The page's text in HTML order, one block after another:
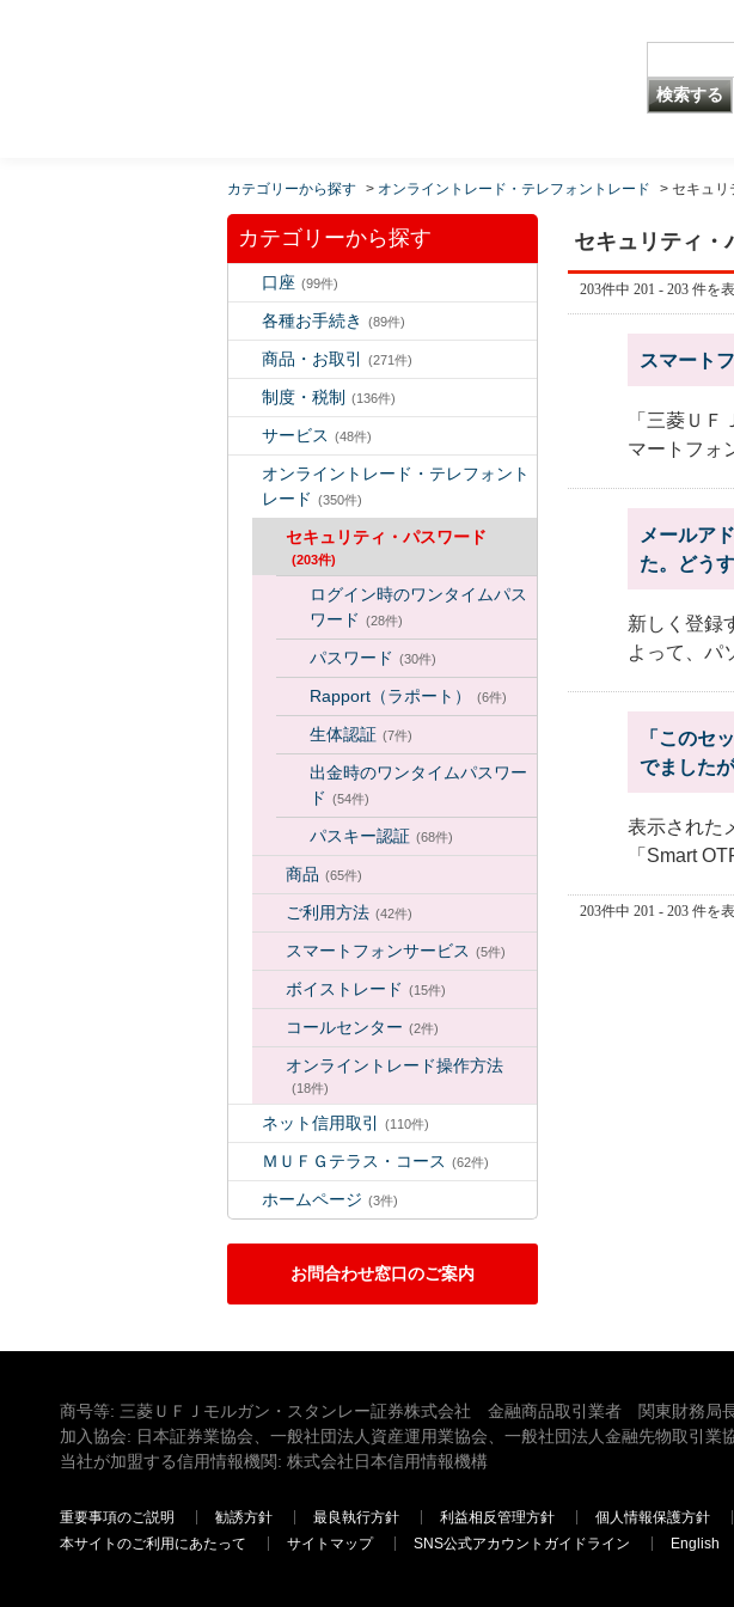
カテゴリーから探す > オンライントレード・テレフォントレード > セキュリ
カテゴリーから探す
口座 (99件)
各種お手続き (89件)
商品・お取引 (271件)
制度・税制 (136件)
サービス (48件)
オンライントレード・テレフォント
レード (350件)
セキュリティ・パスワード
(203件)
ログイン時のワンタイムパス
ワード (28件)
パスワード (30件)
Rapport（ラポート） (6件)
生体認証 (7件)
出金時のワンタイムパスワー
ド (54件)
パスキー認証 (68件)
商品 (65件)
ご利用方法 (42件)
スマートフォンサービス (5件)
ボイストレード (15件)
コールセンター (2件)
オンライントレード操作方法
(18件)
ネット信用取引 (110件)
ＭＵＦＧテラス・コース (62件)
ホームページ (3件)
お問合わせ窓口のご案内
セキュリティ・
203件中 201 - 203 件を
スマート
「三菱Ｕ
マートフォ
メールア
た。どう
新しく登録
よって、パ
「このセ
でました
表示された
「Smart
203件中 201 - 203 件を
商号等: 三菱ＵＦＪモルガン・スタンレー証券株式会社 金融商品取引業者 関東財務局
加入協会: 日本証券業協会、一般社団法人資産運用業協会、一般社団法人金融先物取引
当社が加盟する信用情報機関: 株式会社日本信用情報機構
重要事項のご説明 勧誘方針 最良執行方針 利益相反管理方針 個人情報保護方針
本サイトのご利用にあたって
サイトマップ SNS公式アカウントガイドライン English